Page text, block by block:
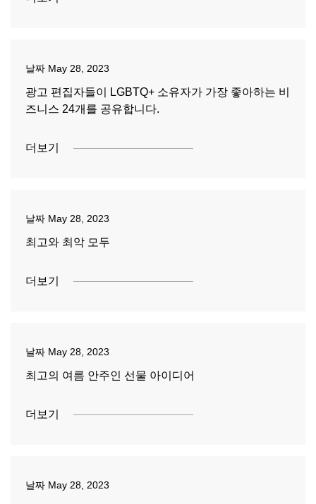
날짜 May 28, 2023
광고 편집자들이 LGBTQ+ 소유자가 가장 좋아하는 비
즈니스 24개를 공유합니다.
더보기
날짜 May 28, 2023
최고와 최악 모두
더보기
날짜 May 28, 2023
최고의 여름 안주인 선물 아이디어
더보기
날짜 May 28, 2023